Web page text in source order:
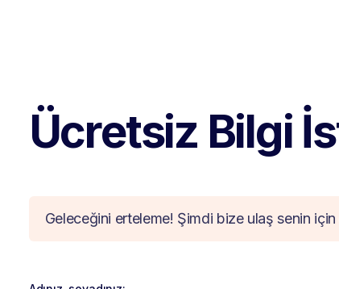
Ücretsiz Bilgi
Geleceğini erteleme! Şimdi bize ulaş senin